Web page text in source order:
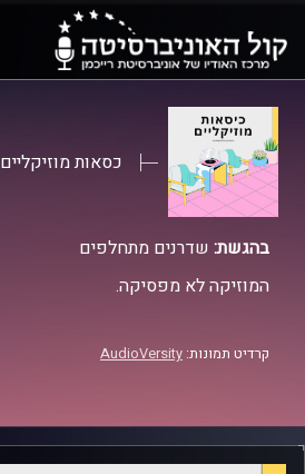
הראשי
הראשי
כסאות מוזיקליים
בהגשת: שדרנים מתחלפים
המוזיקה לא מפסיקה.
קרדיט תמונות: AudioVersity